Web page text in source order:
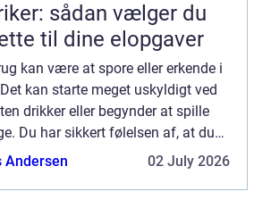
sådan vælger du
til dine elopgaver
kan være at spore eller erkende i
kan starte meget uskyldigt ved
drikker eller begynder at spille
Du har sikkert følelsen af, at du
lige præcis, når du vil. Det er dog
Andersen 02 July 2026